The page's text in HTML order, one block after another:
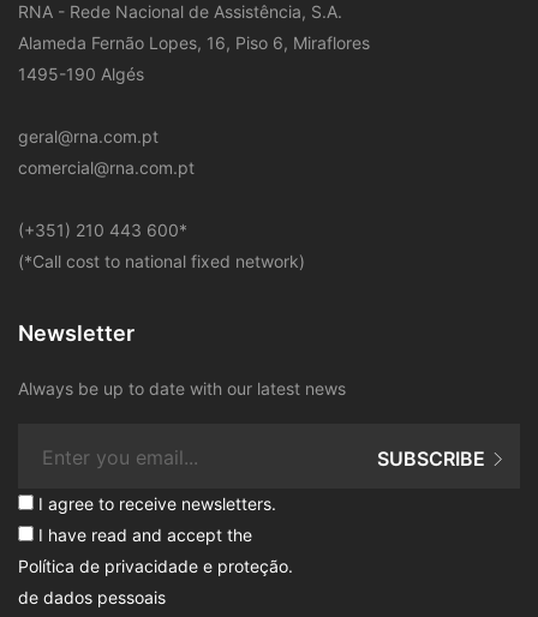
RNA - Rede Nacional de Assistência, S.A.
Alameda Fernão Lopes, 16, Piso 6, Miraflores
1495-190 Algés
geral@rna.com.pt
comercial@rna.com.pt
​(+351) 210 443 600*
(*Call cost to national fixed network)
Newsletter
Always be up to date with our latest news
I agree to receive newsletters.
I have read and accept the
Política de privacidade e proteção
de dados pessoais
.
SUBSCRIBE